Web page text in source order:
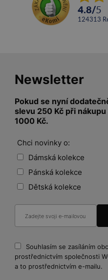
4.8/5
124313
Newsletter
Pokud se nyní
slevu 250 Kč při
1000 Kč.
Chci novinky o:
Dámská kolekce
Pánská kolekce
Dětská kolekce
Souhlasím se zasíláním
prostřednictvím společnosti
a to prostřednictvím e-mailu.